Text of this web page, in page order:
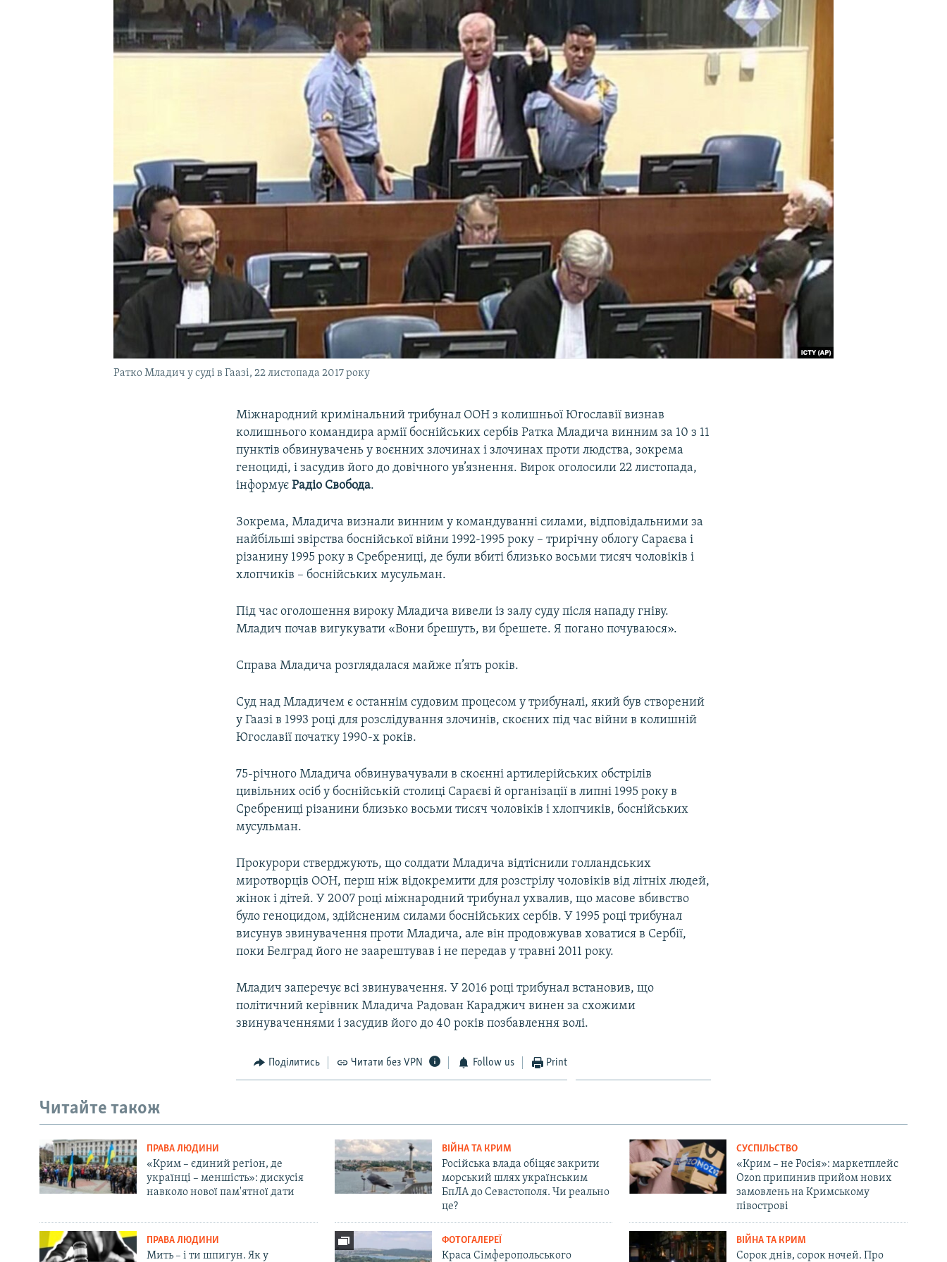
УКРАЇНСЬКА ПРОБЛЕМА КРИМУ
Ратко Младич у суді в Гаазі, 22 листопада 2017 року
Міжнародний кримінальний трибунал ООН з колишньої Югославії визнав
колишнього командира армії боснійських сербів Ратка Младича винним за 10 з 11
пунктів обвинувачень у воєнних злочинах і злочинах проти людства, зокрема
геноциді, і засудив його до довічного ув’язнення. Вирок оголосили 22 листопада,
інформуєРадіо Свобода.
Зокрема, Младича визнали винним у командуванні силами, відповідальними за
найбільші звірства боснійської війни 1992-1995 року – трирічну облогу Сараєва і
різанину 1995 року в Сребрениці, де були вбиті близько восьми тисяч чоловіків і
хлопчиків – боснійських мусульман.
Під час оголошення вироку Младича вивели із залу суду після нападу гніву.
Младич почав вигукувати «Вони брешуть, ви брешете. Я погано почуваюся».
Справа Младича розглядалася майже п’ять років.
Суд над Младичем є останнім судовим процесом у трибуналі, який був створений
у Гаазі в 1993 році для розслідування злочинів, скоєних під час війни в колишній
Югославії початку 1990-х років.
75-річного Младича обвинувачували в скоєнні артилерійських обстрілів
цивільних осіб у боснійській столиці Сараєві й організації в липні 1995 року в
Сребрениці різанини близько восьми тисяч чоловіків і хлопчиків, боснійських
мусульман.
Прокурори стверджують, що солдати Младича відтіснили голландських
миротворців ООН, перш ніж відокремити для розстрілу чоловіків від літніх людей,
жінок і дітей. У 2007 році міжнародний трибунал ухвалив, що масове вбивство
було геноцидом, здійсненим силами боснійських сербів. У 1995 році трибунал
висунув звинувачення проти Младича, але він продовжував ховатися в Сербії,
поки Белград його не заарештував і не передав у травні 2011 року.
Младич заперечує всі звинувачення. У 2016 році трибунал встановив, що
політичний керівник Младича Радован Караджич винен за схожими
звинуваченнями і засудив його до 40 років позбавлення волі.
Поділитись Читати без VPN Follow us Print
Читайте також
ПРАВА ЛЮДИНИ
«Крим – єдиний регіон, де
українці – меншість»: дискусія
навколо нової пам'ятної дати
ВІЙНА ТА КРИМ
Російська влада обіцяє закрити
морський шлях українським
БпЛА до Севастополя. Чи реально
це?
СУСПІЛЬСТВО
«Крим – не Росія»: маркетплейс
Ozon припинив прийом нових
замовлень на Кримському
півострові
ПРАВА ЛЮДИНИ
Мить – і ти шпигун. Як у
ФОТОГАЛЕРЕЇ
Краса Сімферопольського
ВІЙНА ТА КРИМ
Сорок днів, сорок ночей. Про